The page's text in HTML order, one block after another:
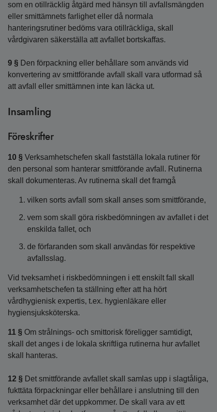
som en otillräcklig åtgärd med hänsyn till avfallsmängden
eller smittämnets farlighet eller då normala
hanteringsrutiner bedöms vara otillräckliga, skall
vårdgivaren säkerställa att avfallet bortskaffas.
9 § Den förpackning eller behållare som används vid
konvertering av smittförande avfall skall vara utformad så
att avfall eller smittämnen inte kan läcka ut.
Insamling
Föreskrifter
10 § Verksamhetschefen skall fastställa lokala rutiner för
den personal som hanterar smittförande avfall. Rutinerna
skall dokumenteras. Av rutinerna skall det framgå
vilken sorts avfall som skall anses som smittförande,
vem som skall göra riskbedömningen av avfallet i det
enskilda fallet, och
de förfaranden som skall användas för respektive
avfallsslag.
Vid tveksamhet i riskbedömningen i ett enskilt fall skall
verksamhetschefen ta ställning efter att ha hört
vårdhygienisk expertis, t.ex. hygienläkare eller
hygiensjuksköterska.
11 § Om strålnings- och smittorisk föreligger samtidigt,
skall det anges i de lokala skriftliga rutinerna hur avfallet
skall hanteras.
12 § Det smittförande avfallet skall samlas upp i slagtåliga,
fukttäta förpackningar eller behållare i anslutning till den
verksamhet där det uppkommer. De skall vara av ett